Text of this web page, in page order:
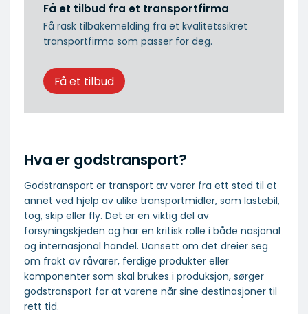
Få et tilbud fra et transportfirma
Få rask tilbakemelding fra et kvalitetssikret
transportfirma som passer for deg.
Få et tilbud
Hva er godstransport?
Godstransport er transport av varer fra ett sted til et
annet ved hjelp av ulike transportmidler, som lastebil,
tog, skip eller fly. Det er en viktig del av
forsyningskjeden og har en kritisk rolle i både nasjonal
og internasjonal handel. Uansett om det dreier seg
om frakt av råvarer, ferdige produkter eller
komponenter som skal brukes i produksjon, sørger
godstransport for at varene når sine destinasjoner til
rett tid.